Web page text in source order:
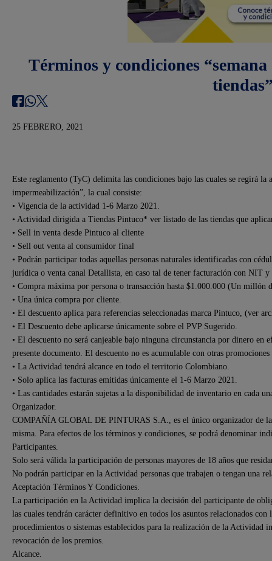
Términos y condiciones
25 FEBRERO, 2021
Este reglamento (TyC) delimita las condiciones bajo las cuales se regirá la
impermeabilización”, la cual consiste:
• Vigencia de la actividad 1-6 Marzo 2021.
• Actividad dirigida a Tiendas Pintuco* ver listado de las tiendas que
• Sell in venta desde Pintuco al cliente
• Sell out venta al consumidor final
• Podrán participar todas aquellas personas naturales identificadas con
jurídica o venta canal Detallista, en caso tal de tener facturación con NIT
• Compra máxima por persona o transacción hasta $1.000.000 (Un millón
• Una única compra por cliente.
• El descuento aplica para referencias seleccionadas marca Pintuco, (ver
• El Descuento debe aplicarse únicamente sobre el PVP Sugerido.
• El descuento no será canjeable bajo ninguna circunstancia por dinero
presente documento. El descuento no es acumulable con otras promociones
• La Actividad tendrá alcance en todo el territorio Colombiano.
• Solo aplica las facturas emitidas únicamente el 1-6 Marzo 2021.
• Las cantidades estarán sujetas a la disponibilidad de inventario en cada
Organizador.
COMPAÑÍA GLOBAL DE PINTURAS S.A., es el único organizador de
misma. Para efectos de los términos y condiciones, se podrá denominar
Participantes.
Solo será válida la participación de personas mayores de 18 años que
No podrán participar en la Actividad personas que trabajen o tengan una
Aceptación Términos Y Condiciones.
La participación en la Actividad implica la decisión del participante de
las cuales tendrán carácter definitivo en todos los asuntos relacionados
procedimientos o sistemas establecidos para la realización de la
revocación de los premios.
Alcance.